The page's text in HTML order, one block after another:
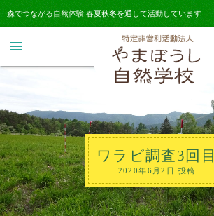
森でつながる自然体験 春夏秋冬を通して活動しています
menu
ワラビ調査3回目
2020年6月2日 投稿